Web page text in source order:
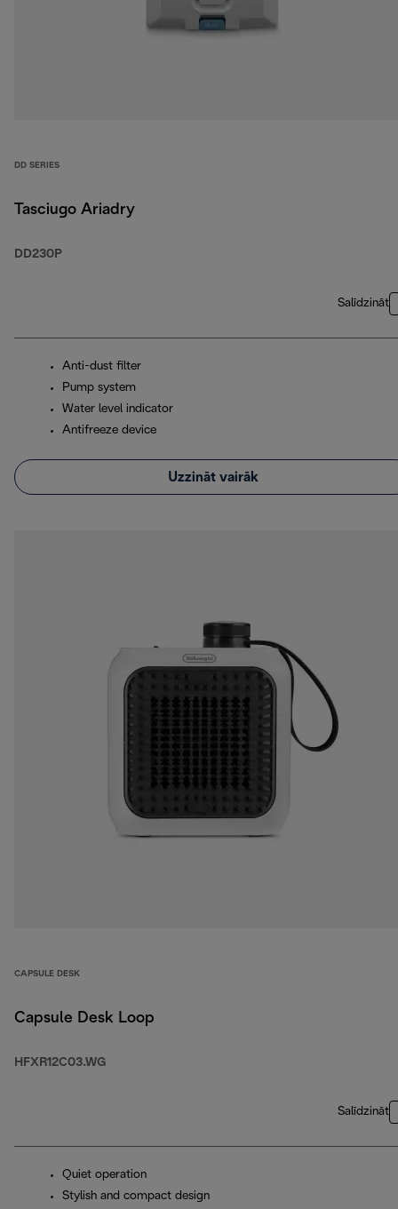
DD SERIES
Tasciugo Ariadry
DD230P
Salīdzināt
Anti-dust filter
Pump system
Water level indicator
Antifreeze device
Uzzināt vairāk
CAPSULE DESK
Capsule Desk Loop
HFXR12C03.WG
Salīdzināt
Quiet operation
Stylish and compact design